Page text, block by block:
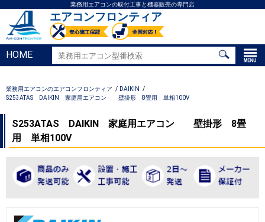
業務用エアコンの取付工事と機器販売の専門店
エアコンフロンティア
HOME
業務用エアコンのエアコンフロンティア
DAIKIN
S253ATAS DAIKIN 家庭用エアコン 壁掛形 8畳用 単相100V
S253ATAS DAIKIN 家庭用エアコン 壁掛形 8畳
用 単相100V